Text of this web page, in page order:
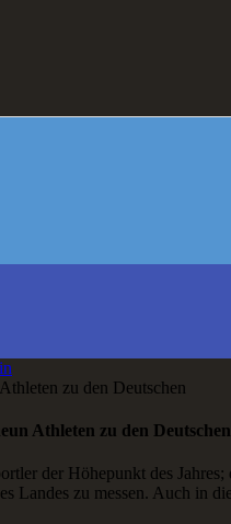
Athleten zu den Deutschen
der Höhepunkt des
Landes zu messen. Auch in